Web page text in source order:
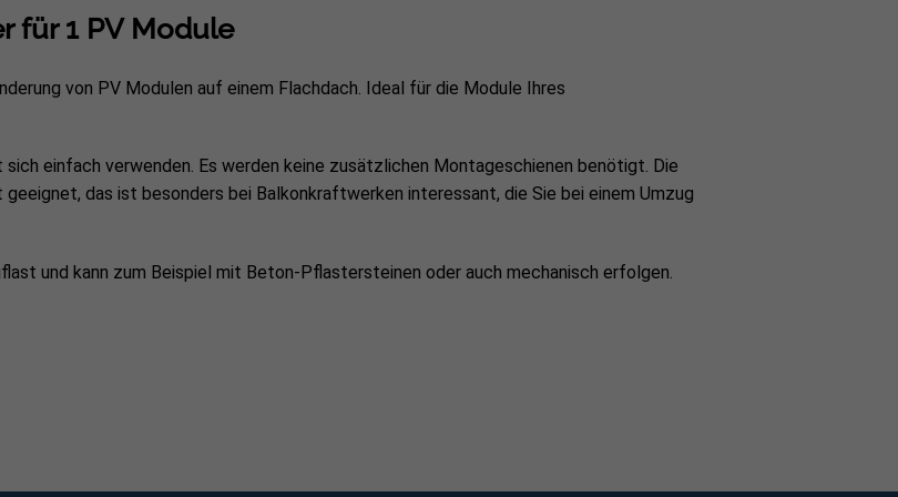
für 1 PV Module
von PV Modulen auf einem Flachdach. Ideal für die Module Ihres
einfach verwenden. Es werden keine zusätzlichen Montageschienen benötigt. Die
das ist besonders bei Balkonkraftwerken interessant, die Sie bei einem Umzug
und kann zum Beispiel mit Beton-Pflastersteinen oder auch mechanisch erfolgen.